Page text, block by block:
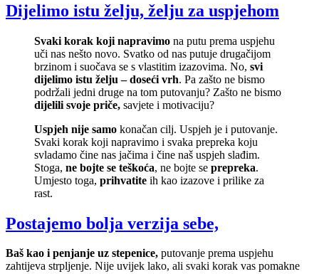
Dijelimo istu želju, želju za uspjehom
Svaki korak koji napravimo na putu prema uspjehu
uči nas nešto novo. Svatko od nas putuje drugačijom
brzinom i suočava se s vlastitim izazovima. No, svi
dijelimo istu želju – doseći vrh. Pa zašto ne bismo
podržali jedni druge na tom putovanju? Zašto ne bismo
dijelili svoje priče, savjete i motivaciju?
Uspjeh nije samo konačan cilj. Uspjeh je i putovanje.
Svaki korak koji napravimo i svaka prepreka koju
svladamo čine nas jačima i čine naš uspjeh slađim.
Stoga, ne bojte se teškoća, ne bojte se prepreka.
Umjesto toga, prihvatite ih kao izazove i prilike za
rast.
Postajemo bolja verzija sebe,
Baš kao i penjanje uz stepenice, putovanje prema uspjehu
zahtijeva strpljenje. Nije uvijek lako, ali svaki korak vas pomakne